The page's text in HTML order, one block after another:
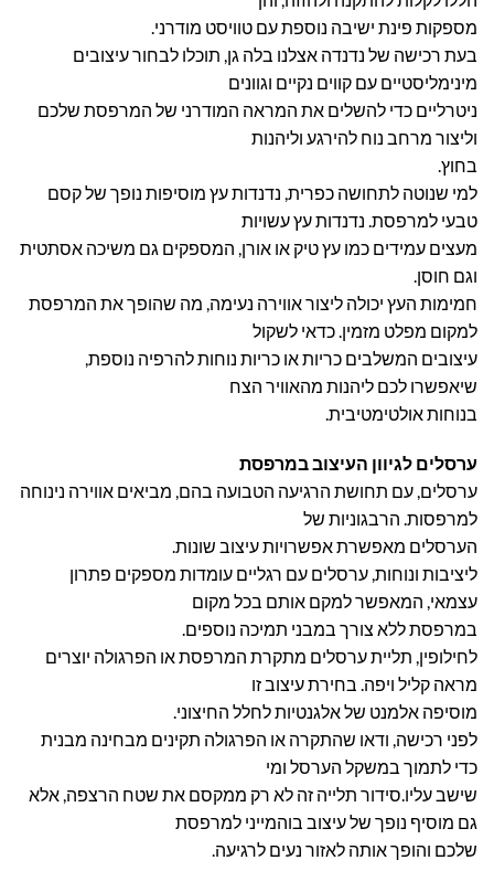
מספקות פינת ישיבה נוספת עם טוויסט מודרני.
בעת רכישה של נדנדה אצלנו בלה גן, תוכלו לבחור עיצובים
מינימליסטיים עם קווים נקיים וגוונים
ניטרליים כדי להשלים את המראה המודרני של המרפסת שלכם
וליצור מרחב נוח להירגע וליהנות
בחוץ.
למי שנוטה לתחושה כפרית, נדנדות עץ מוסיפות נופך של קסם
טבעי למרפסת. נדנדות עץ עשויות
מעצים עמידים כמו עץ טיק או אורן, המספקים גם משיכה אסתטית
וגם חוסן.
חמימות העץ יכולה ליצור אווירה נעימה, מה שהופך את המרפסת
למקום מפלט מזמין. כדאי לשקול
עיצובים המשלבים כריות או כריות נוחות להרפיה נוספת,
שיאפשרו לכם ליהנות מהאוויר הצח
בנוחות אולטימטיבית.
ערסלים לגיוון העיצוב במרפסת
ערסלים, עם תחושת הרגיעה הטבועה בהם, מביאים אווירה נינוחה
למרפסות. הרבגוניות של
הערסלים מאפשרת אפשרויות עיצוב שונות.
ליציבות ונוחות, ערסלים עם רגליים עומדות מספקים פתרון
עצמאי, המאפשר למקם אותם בכל מקום
במרפסת ללא צורך במבני תמיכה נוספים.
לחילופין, תליית ערסלים מתקרת המרפסת או הפרגולה יוצרים
מראה קליל ויפה. בחירת עיצוב זו
מוסיפה אלמנט של אלגנטיות לחלל החיצוני.
לפני רכישה, ודאו שהתקרה או הפרגולה תקינים מבחינה מבנית
כדי לתמוך במשקל הערסל ומי
שישב עליו.סידור תלייה זה לא רק ממקסם את שטח הרצפה, אלא
גם מוסיף נופך של עיצוב בוהמייני למרפסת
שלכם והופך אותה לאזור נעים לרגיעה.